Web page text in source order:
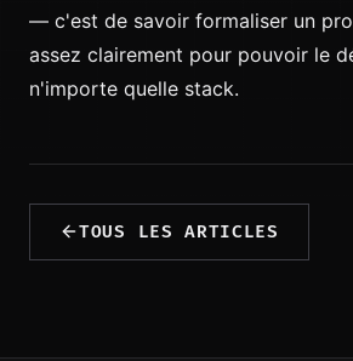
— c'est de savoir formaliser un
assez clairement pour pouvoir le
n'importe quelle stack.
TOUS LES ARTICLES